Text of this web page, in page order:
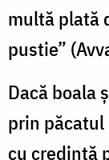
multă plată
pustie”
Dacă boala
prin păcatul
cu credință